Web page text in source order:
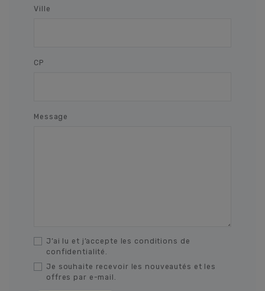
Ville
CP
Message
J’ai lu et j’accepte les conditions de
confidentialité.
Je souhaite recevoir les nouveautés et les
offres par e-mail.